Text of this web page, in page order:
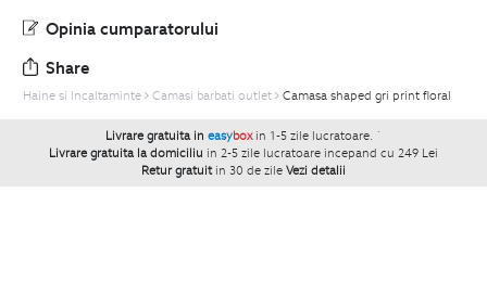
Opinia cumparatorului
Share
Haine si Incaltaminte Camasi barbati outlet Camasa shaped gri print floral
Livrare gratuita in easybox in 1-5 zile lucratoare. `
Livrare gratuita la domiciliu in 2-5 zile lucratoare incepand cu 249 Lei
Retur gratuit in 30 de zile Vezi detalii